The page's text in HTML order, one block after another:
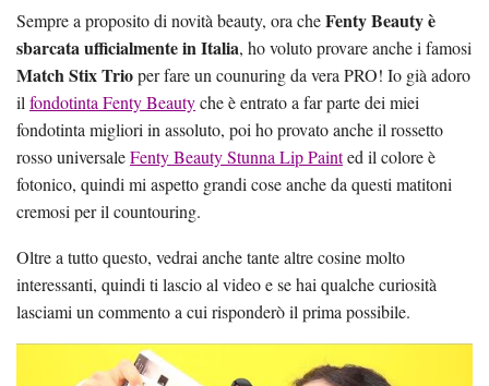
Sempre a proposito di novità beauty, ora cheFenty Beauty è
sbarcata ufficialmente in Italia, ho voluto provare anche i famosi
Match Stix Trioper fare un counuring da vera PRO! Io già adoro
il fondotinta Fenty Beautyche è entrato a far parte dei miei
fondotinta migliori in assoluto, poi ho provato anche il rossetto
rosso universaleFenty Beauty Stunna Lip Painted il colore è
fotonico, quindi mi aspetto grandi cose anche da questi matitoni
cremosi per il countouring.
Oltre a tutto questo, vedrai anche tante altre cosine molto
interessanti, quindi ti lascio al video e se hai qualche curiosità
lasciami un commento a cui risponderò il prima possibile.